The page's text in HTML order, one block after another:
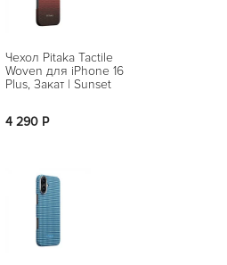
Чехол Pitaka Tactile
Woven для iPhone 16
Plus, Закат | Sunset
4 290 Р